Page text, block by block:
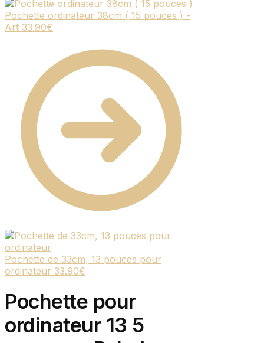
Pochette ordinateur 38cm ( 15 pouces ) -
Art 33.90€
Pochette de 33cm, 13 pouces pour
ordinateur 33.90€
Pochette pour
ordinateur 13 5